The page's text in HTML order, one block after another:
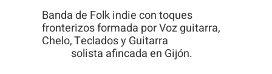
Banda de Folk indie con toques
fronterizos formada por Voz guitarra,
Chelo, Teclados y Guitarra
solista afincada en Gijón.